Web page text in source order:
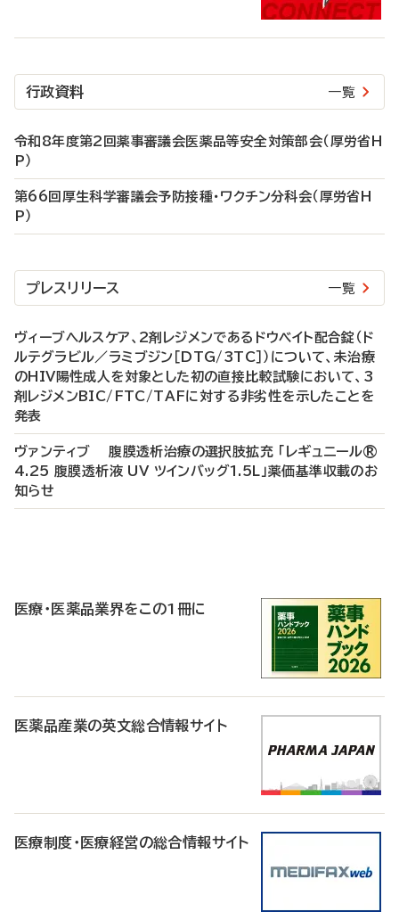
行政資料 一覧
令和8年度第2回薬事審議会医薬品等安全対策部会（厚労省H
P）
第66回厚生科学審議会予防接種・ワクチン分科会（厚労省H
P）
プレスリリース 一覧
ヴィーブヘルスケア、2剤レジメンであるドウベイト配合錠（ド
ルテグラビル／ラミブジン［DTG/3TC］）について、未治療
のHIV陽性成人を対象とした初の直接比較試験において、3
剤レジメンBIC/FTC/TAFに対する非劣性を示したことを
発表
ヴァンティブ 腹膜透析治療の選択肢拡充 「レギュニール®
4.25 腹膜透析液 UV ツインバッグ1.5L」薬価基準収載のお
知らせ
医療・医薬品業界をこの1冊に
医薬品産業の英文総合情報サイト
医療制度・医療経営の総合情報サイト